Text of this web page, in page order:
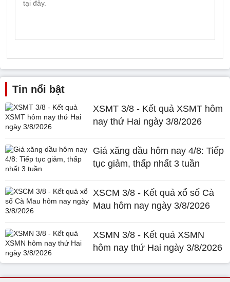
Tin nổi bật
XSMT 3/8 - Kết quả XSMT hôm
nay thứ Hai ngày 3/8/2026
Giá xăng dầu hôm nay 4/8: Tiếp
tục giảm, thấp nhất 3 tuần
XSCM 3/8 - Kết quả xổ số Cà
Mau hôm nay ngày 3/8/2026
XSMN 3/8 - Kết quả XSMN
hôm nay thứ Hai ngày 3/8/2026